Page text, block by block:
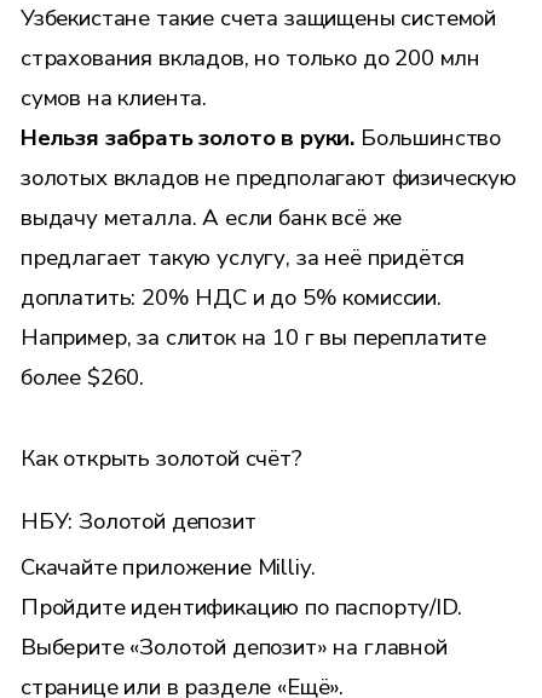
Узбекистане такие счета защищены системой
страхования вкладов, но только до 200 млн
сумов на клиента.
Нельзя забрать золото в руки. Большинство
золотых вкладов не предполагают физическую
выдачу металла. А если банк всё же
предлагает такую услугу, за неё придётся
доплатить: 20% НДС и до 5% комиссии.
Например, за слиток на 10 г вы переплатите
более $260.
Как открыть золотой счёт?
НБУ: Золотой депозит
Скачайте приложение Milliy.
Пройдите идентификацию по паспорту/ID.
Выберите «Золотой депозит» на главной
странице или в разделе «Ещё».